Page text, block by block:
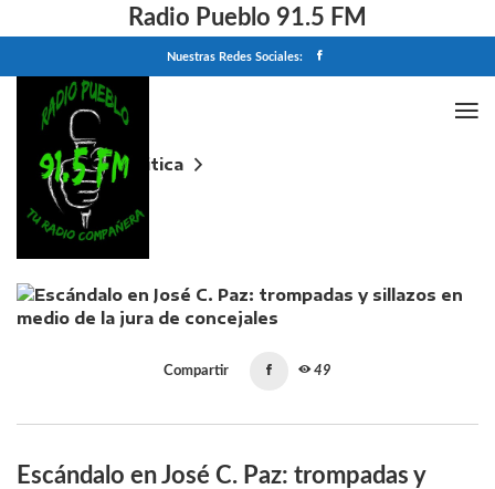
Radio Pueblo 91.5 FM
Nuestras Redes Sociales:
Home
Politica
Escándalo en José C. Paz: trompadas y sillazos en
medio de la jura de concejales
Compartir 49
Escándalo en José C. Paz: trompadas y